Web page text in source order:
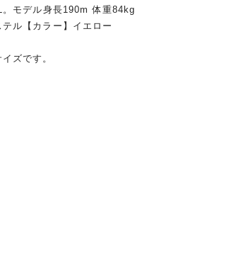
。モデル身長190m 体重84kg
テル【カラー】イエロー
ズです。